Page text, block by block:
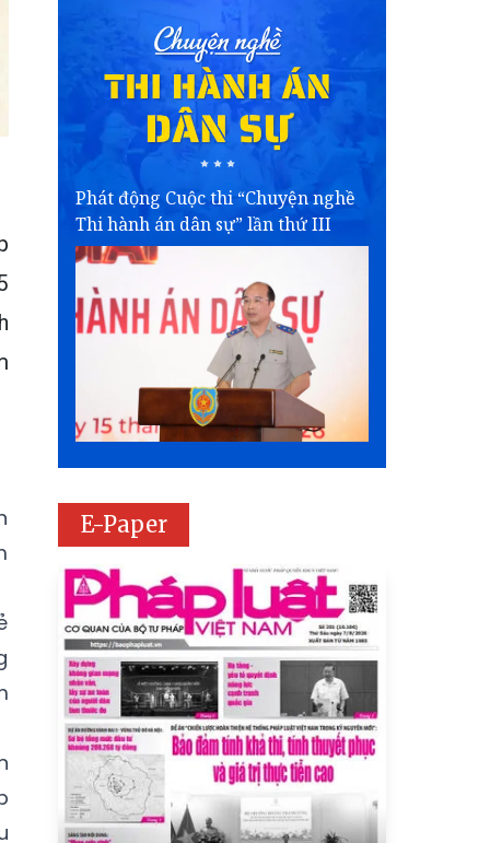
Phát động Cuộc thi “Chuyện nghề
Thi hành án dân sự” lần thứ III
E-Paper